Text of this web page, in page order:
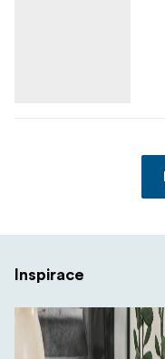
Inspirace